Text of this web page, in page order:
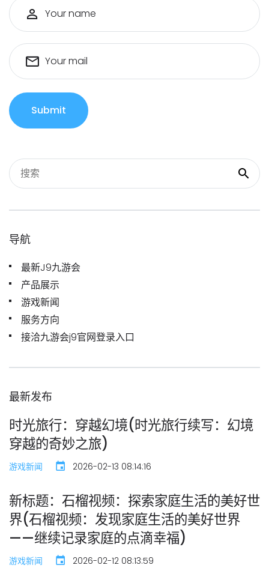
Your name
Your mail
Submit
导航
最新J9九游会
产品展示
游戏新闻
服务方向
接洽九游会j9官网登录入口
最新发布
时光旅行：穿越幻境(时光旅行续写：幻境
穿越的奇妙之旅)
游戏新闻 2026-02-13 08:14:16
新标题：石榴视频：探索家庭生活的美好世
界(石榴视频：发现家庭生活的美好世界
——继续记录家庭的点滴幸福)
游戏新闻 2026-02-12 08:13:59